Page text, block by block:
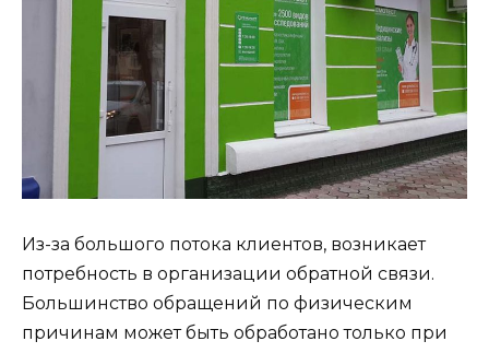
Из-за большого потока клиентов, возникает
потребность в организации обратной связи.
Большинство обращений по физическим
причинам может быть обработано только при